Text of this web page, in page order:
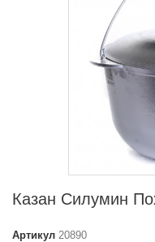
Казан Силумин
Артикул 20890